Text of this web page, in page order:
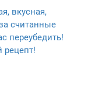
вкусная,
считанные
переубедить!
рецепт!